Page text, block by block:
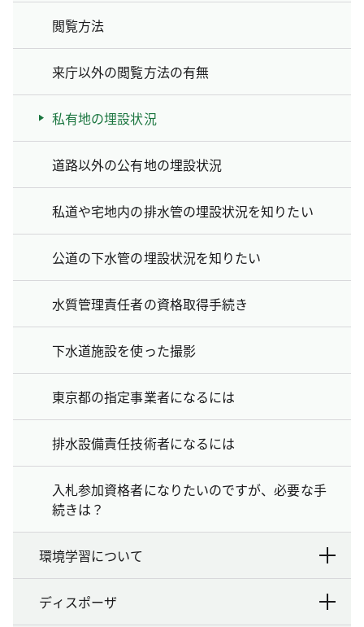
閲覧方法
来庁以外の閲覧方法の有無
私有地の埋設状況
道路以外の公有地の埋設状況
私道や宅地内の排水管の埋設状況を知りたい
公道の下水管の埋設状況を知りたい
水質管理責任者の資格取得手続き
下水道施設を使った撮影
東京都の指定事業者になるには
排水設備責任技術者になるには
入札参加資格者になりたいのですが、必要な手
続きは？
環境学習について
ディスポーザ